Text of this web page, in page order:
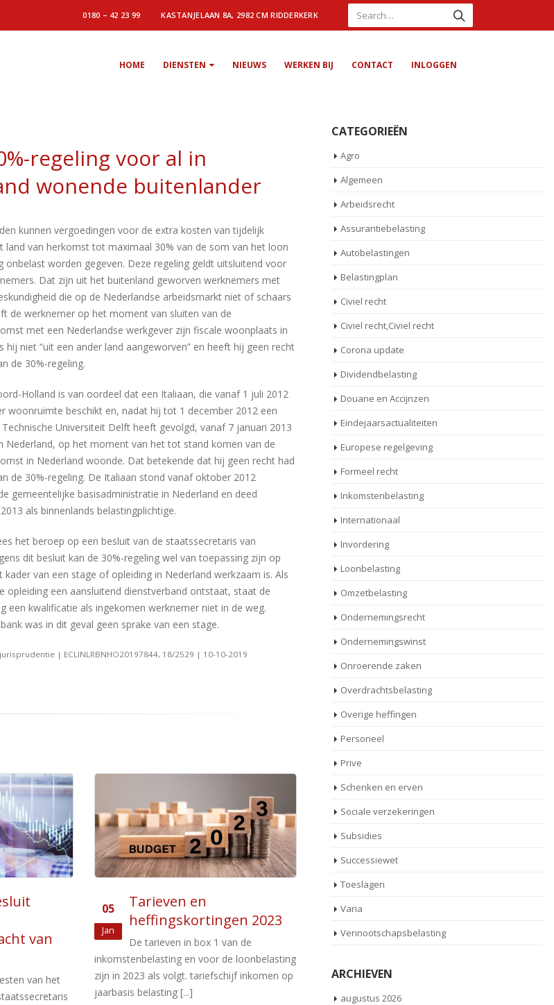
0180 – 42 23 99 KASTANJELAAN 8A, 2982 CM RIDDERKERK
HOME DIENSTEN NIEUWS WERKEN BIJ CONTACT INLOGGEN
regeling voor al in
wonende buitenlander
kunnen vergoedingen voor de extra kosten van tijdelijk
land van herkomst tot maximaal 30% van de som van het loon
onbelast worden gegeven. Deze regeling geldt uitsluitend voor
Dat zijn uit het buitenland geworven werknemers met
die op de Nederlandse arbeidsmarkt niet of schaars
de werknemer op het moment van sluiten van de
met een Nederlandse werkgever zijn fiscale woonplaats in
hij niet “uit een ander land aangeworven” en heeft hij geen recht
de 30%-regeling.
Holland is van oordeel dat een Italiaan, die vanaf 1 juli 2012
woonruimte beschikt en, nadat hij tot 1 december 2012 een
Universiteit Delft heeft gevolgd, vanaf 7 januari 2013
Nederland, op het moment van het tot stand komen van de
in Nederland woonde. Dat betekende dat hij geen recht had
de 30%-regeling. De Italiaan stond vanaf oktober 2012
gemeentelijke basisadministratie in Nederland en deed
als binnenlands belastingplichtige.
het beroep op een besluit van de staatssecretaris van
dit besluit kan de 30%-regeling wel van toepassing zijn op
kader van een stage of opleiding in Nederland werkzaam is. Als
opleiding een aansluitend dienstverband ontstaat, staat de
een kwalificatie als ingekomen werknemer niet in de weg.
was in dit geval geen sprake van een stage.
| ECLINLRBNHO20197844, 18/2529 | 10-10-2019
2023
de
loonbelasting
inkomen op
17
apr
Vaste vergoeding van
laadkosten niet zonder
risico
Het opladen van een elektrische auto van de
zaak bij de woning van een werknemer
brengt fiscale uitdagingen met [...]
03
Jan
Tarieven loon- en
De tarieven in box 1 van de
zijn in 2020 als volgt. Inkomen op [...]
CATEGORIEËN
Agro
Algemeen
Arbeidsrecht
Assurantiebelasting
Autobelastingen
Belastingplan
Civiel recht
Civiel recht,Civiel recht
Corona update
Dividendbelasting
Douane en Accijnzen
Eindejaarsactualiteiten
Europese regelgeving
Formeel recht
Inkomstenbelasting
Internationaal
Invordering
Loonbelasting
Omzetbelasting
Ondernemingsrecht
Ondernemingswinst
Onroerende zaken
Overdrachtsbelasting
Overige heffingen
Personeel
Prive
Schenken en erven
Sociale verzekeringen
Subsidies
Successiewet
Toeslagen
Varia
Vennootschapsbelasting
ARCHIEVEN
augustus 2026